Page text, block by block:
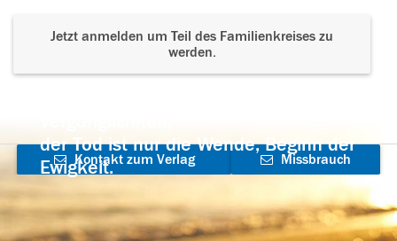
Jetzt anmelden um Teil des Familienkreises zu
werden.
der Tod ist nur die Wende, Beginn der
Ewigkeit.
Kontakt zum Verlag
aufnehmen
Missbrauch